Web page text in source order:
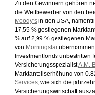
Zu den Gewinnern gehören
die Wettbewerber von den
Moody’s in den USA,
17,55 % gestiegenen
% auf 2,99 % gestiegenen
von Morningstar
Investmentfonds unbestritten
VersicherungsspezialistA.M.
Marktanteilserhöhung von
Services , wie sich die
Versicherungswirtschaft